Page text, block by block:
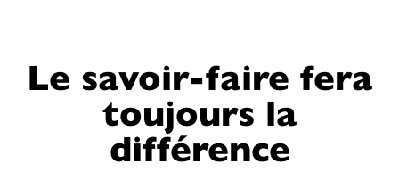
Le savoir-faire fera
toujours la
différence